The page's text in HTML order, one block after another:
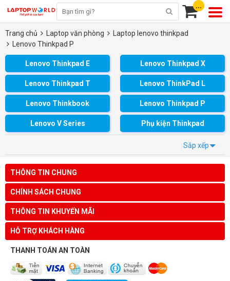
...
Trang chủ Laptop văn phòng
Laptop lenovo thinkpad
Lenovo Thinkpad P
Lenovo Thinkpad E Lenovo Thinkpad X
Lenovo Thinkpad T Lenovo ThinkPad L
Lenovo Thinkbook Lenovo Thinkpad P
Lenovo V Series Phụ kiện Thinkpad
Sắp xếp
THÔNG TIN CHUNG
CHÍNH SÁCH CHUNG
THÔNG TIN KHUYẾN MÃI
HỖ TRỢ KHÁCH HÀNG
THANH TOÁN AN TOÀN